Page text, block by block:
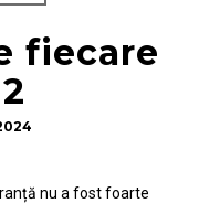
fiecare
nu a fost foarte